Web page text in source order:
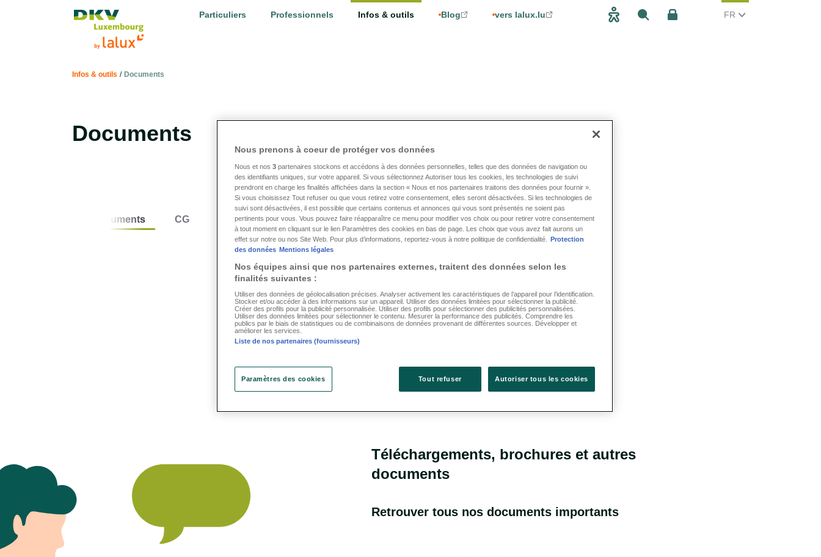
LALUX AssurancesParticuliers Professionnels Infos & outils Blog vers lalux.lu
Rechercher
Accessibilité Espace client
CHANGER LA
FR (FRANCAIS)
Infos & outils / Documents
Documents
Documents CG Dépliants IPID Infographies Divers
Téléchargements, brochures et autres
documents
Retrouver tous nos documents importants
Nous prenons à coeur de protéger vos données
Nous et nos 3 partenaires stockons et accédons à des données personnelles, telles que des données de navigation ou
des identifiants uniques, sur votre appareil. Si vous sélectionnez Autoriser tous les cookies, les technologies de suivi
prendront en charge les finalités affichées dans la section « Nous et nos partenaires traitons des données pour fournir ».
Si vous choisissez Tout refuser ou que vous retirez votre consentement, elles seront désactivées. Si les technologies de
suivi sont désactivées, il est possible que certains contenus et annonces qui vous sont présentés ne soient pas
pertinents pour vous. Vous pouvez faire réapparaître ce menu pour modifier vos choix ou pour retirer votre consentement
à tout moment en cliquant sur le lien Paramètres des cookies en bas de page. Les choix que vous avez fait aurons un
effet sur notre ou nos Site Web. Pour plus d’informations, reportez-vous à notre politique de confidentialité.
Protection
des données Mentions légales
Nos équipes ainsi que nos partenaires externes, traitent des données selon les
finalités suivantes :
Utiliser des données de géolocalisation précises. Analyser activement les caractéristiques de l’appareil pour l’identification.
Stocker et/ou accéder à des informations sur un appareil. Utiliser des données limitées pour sélectionner la publicité.
Créer des profils pour la publicité personnalisée. Utiliser des profils pour sélectionner des publicités personnalisées.
Utiliser des données limitées pour sélectionner le contenu. Mesurer la performance des publicités. Comprendre les
publics par le biais de statistiques ou de combinaisons de données provenant de différentes sources. Développer et
améliorer les services.
Liste de nos partenaires (fournisseurs)
Paramètres des cookies Tout refuser Autoriser tous les cookies